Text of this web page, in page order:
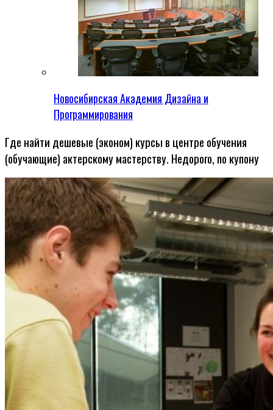
Новосибирская Академия Дизайна и
Программирования
Где найти дешевые (эконом) курсы в центре обучения
(обучающие) актерскому мастерству. Недорого, по купону